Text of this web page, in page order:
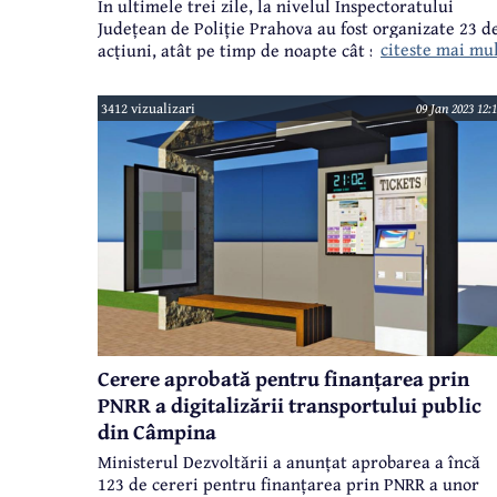
În ultimele trei zile, la nivelul Inspectoratului
Județean de Poliție Prahova au fost organizate 23
acțiuni, atât pe timp de noapte cât și pe timp de zi,
citeste mai
3412 vizualizari 09 Jan 2023
Cerere aprobată pentru finanțarea prin
PNRR a digitalizării transportului public
din Câmpina
Ministerul Dezvoltării a anunțat aprobarea a încă
123 de cereri pentru finanțarea prin PNRR a unor